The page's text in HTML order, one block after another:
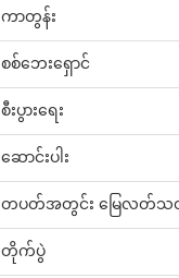
ကာတွန်း
စစ်ဘေးရှောင်
စီးပွားရေး
ဆောင်းပါး
တပတ်အတွင်း မြေလတ်သ
တိုက်ပွဲ